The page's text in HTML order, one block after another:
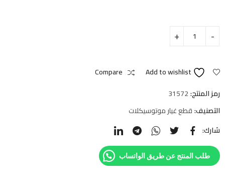
Add to wishlist
Compare
رمز المنتج:31572
التصنيف:قطع غيار موتوسيكلات
شارك:
طلب المنتج عن طريق الواتساب